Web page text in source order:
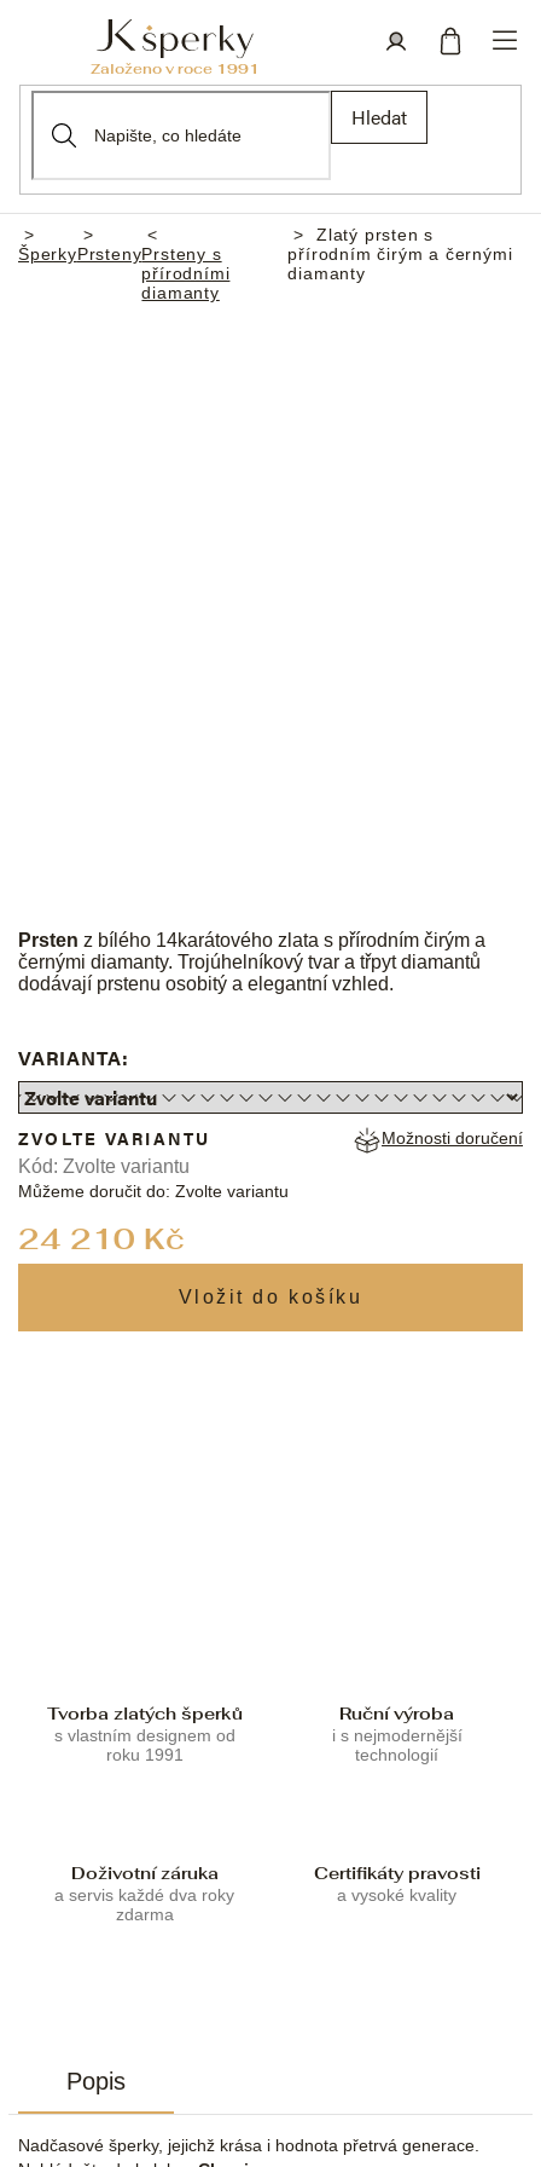
Hledat
Domů
ŠperkyPrstenyPrsteny s
přírodními
diamanty
Zlatý prsten s
přírodním čirým a černými
diamanty
Prsten z bílého 14karátového zlata s přírodním čirým a
černými diamanty. Trojúhelníkový tvar a třpyt diamantů
dodávají prstenu osobitý a elegantní vzhled.
VARIANTA:
24 210 Kč
ZVOLTE VARIANTU
Můžeme doručit do: Zvolte variantu
Možnosti doručení
Kód: Zvolte variantu
Tvorba zlatých šperků
s vlastním designem od
roku 1991
Ruční výroba
i s nejmodernější
technologií
Doživotní záruka
a servis každé dva roky
zdarma
Certifikáty pravosti
a vysoké kvality
Popis
Nadčasové šperky, jejichž krása i hodnota přetrvá generace.